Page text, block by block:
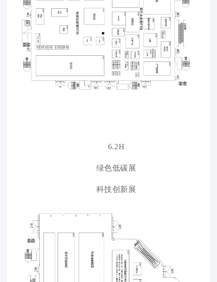
6.2H
绿色低碳展
科技创新展